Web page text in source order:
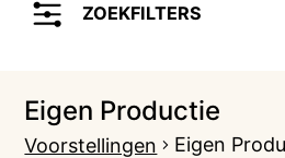
ZOEKFILTERS
Eigen Productie
Voorstellingen Eigen